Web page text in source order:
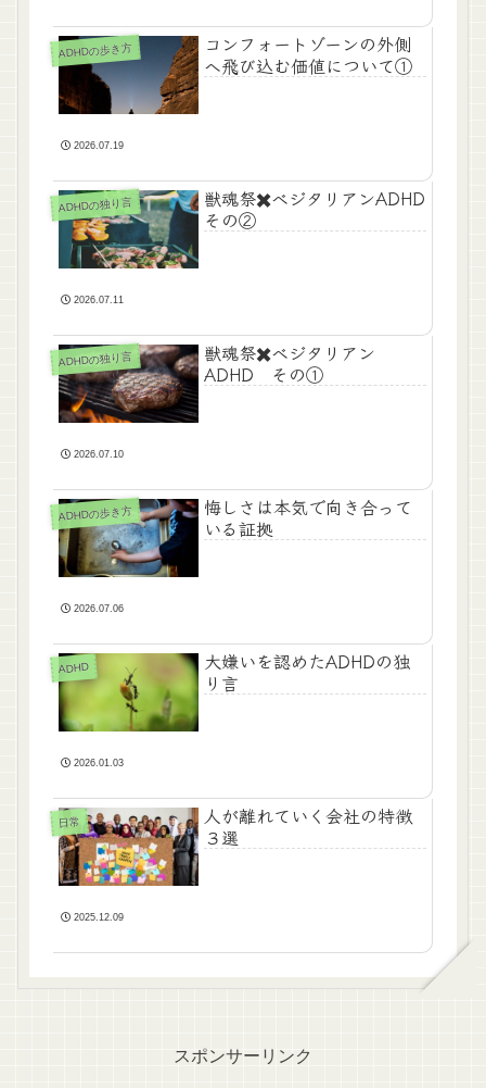
ADHDの歩き方
コンフォートゾーンの外側
へ飛び込む価値について①
2026.07.19
ADHDの独り言
獣魂祭✖️ベジタリアンADHD
その②
2026.07.11
ADHDの独り言
獣魂祭✖️ベジタリアン
ADHD その①
2026.07.10
ADHDの歩き方
悔しさは本気で向き合って
いる証拠
2026.07.06
ADHD
大嫌いを認めたADHDの独
り言
2026.01.03
日常
人が離れていく会社の特徴
３選
2025.12.09
スポンサーリンク